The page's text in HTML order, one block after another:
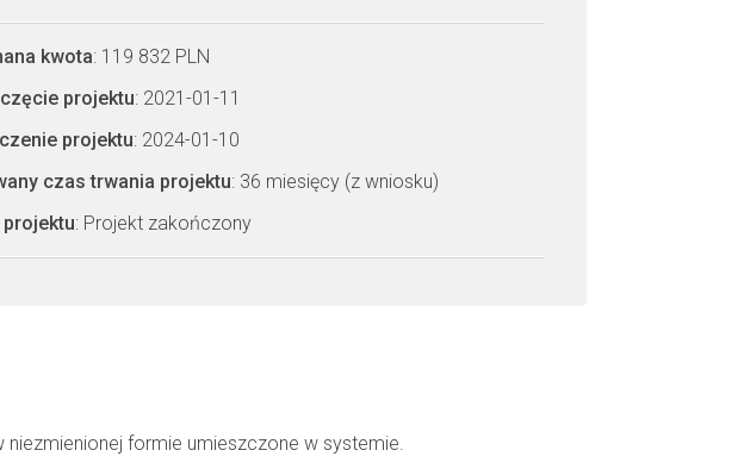
kwota: 119 832 PLN
projektu: 2021-01-11
projektu: 2024-01-10
czas trwania projektu: 36 miesięcy (z wniosku)
: Projekt zakończony
formie umieszczone w systemie.